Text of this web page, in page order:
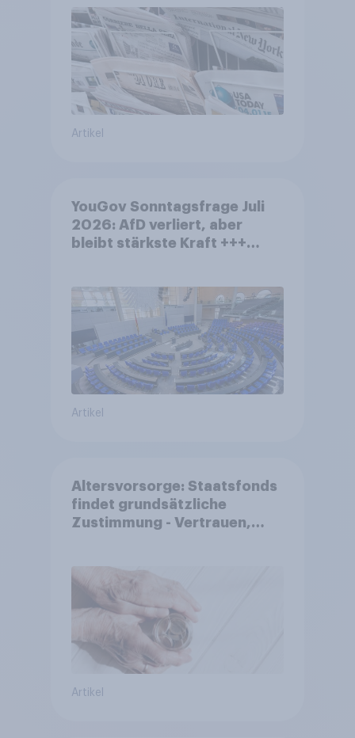
Artikel
YouGov Sonntagsfrage Juli
2026: AfD verliert, aber
bleibt stärkste Kraft +++
Artikel
Altersvorsorge: Staatsfonds
findet grundsätzliche
Zustimmung - Vertrauen,
Akzeptanz
Artikel